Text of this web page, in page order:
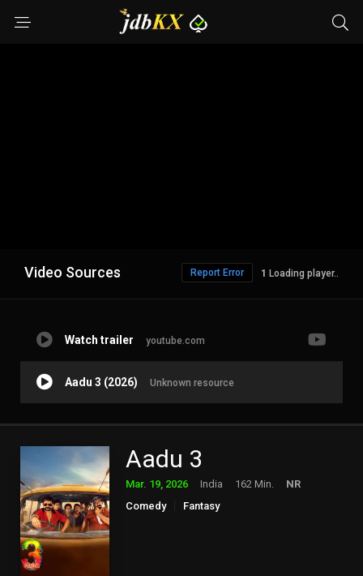
Video Sources Loading player..
Report Error
Watch trailer youtube.com
Aadu 3 (2026) Unknown resource
Aadu 3
Mar. 19, 2026 India 162 Min.
NR
Comedy
Fantasy